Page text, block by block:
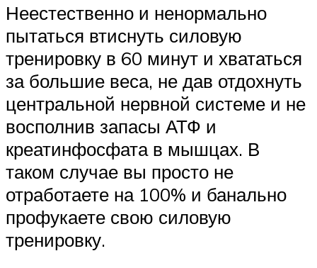
Неестественно и ненормально
пытаться втиснуть силовую
тренировку в 60 минут и хвататься
за большие веса, не дав отдохнуть
центральной нервной системе и не
восполнив запасы АТФ и
креатинфосфата в мышцах. В
таком случае вы просто не
отработаете на 100% и банально
профукаете свою силовую
тренировку.